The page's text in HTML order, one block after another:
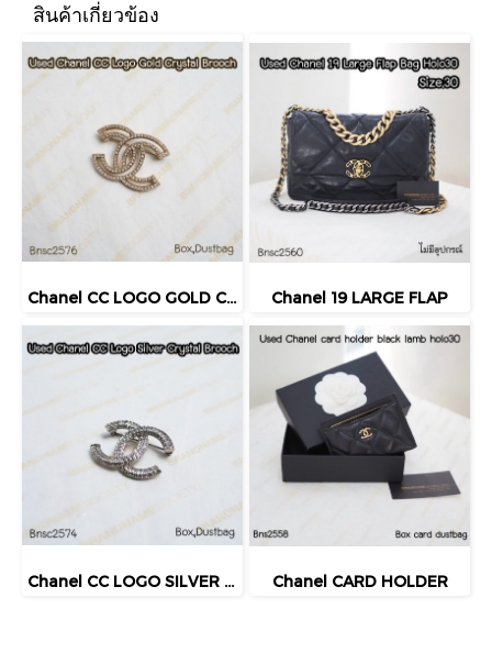
สินค้าเกี่ยวข้อง
Chanel CC LOGO GOLD CRYSTAL BROOCH Chanel 19 LARGE FLAP
Chanel CC LOGO SILVER CRYSTAL BROOCH Chanel CARD HOLDER